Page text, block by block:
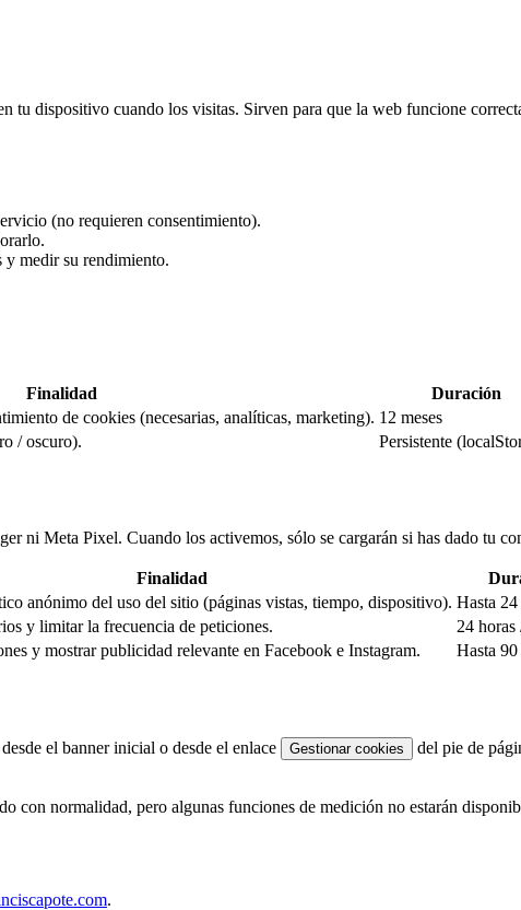
tu dispositivo cuando los visitas. Sirven para que la web funcione
(no requieren consentimiento).
y medir su rendimiento.
Finalidad Duración
de cookies (necesarias, analíticas, marketing). 12 meses
/ oscuro). Persistente
ni Meta Pixel. Cuando los activemos, sólo se cargarán si has dado tu
Finalidad
anónimo del uso del sitio (páginas vistas, tiempo, dispositivo). Hasta 24
y limitar la frecuencia de peticiones. 24
y mostrar publicidad relevante en Facebook e Instagram. Hasta 90
el banner inicial o desde el enlace Gestionar cookies
del pie de
con normalidad, pero algunas funciones de medición no estarán
.